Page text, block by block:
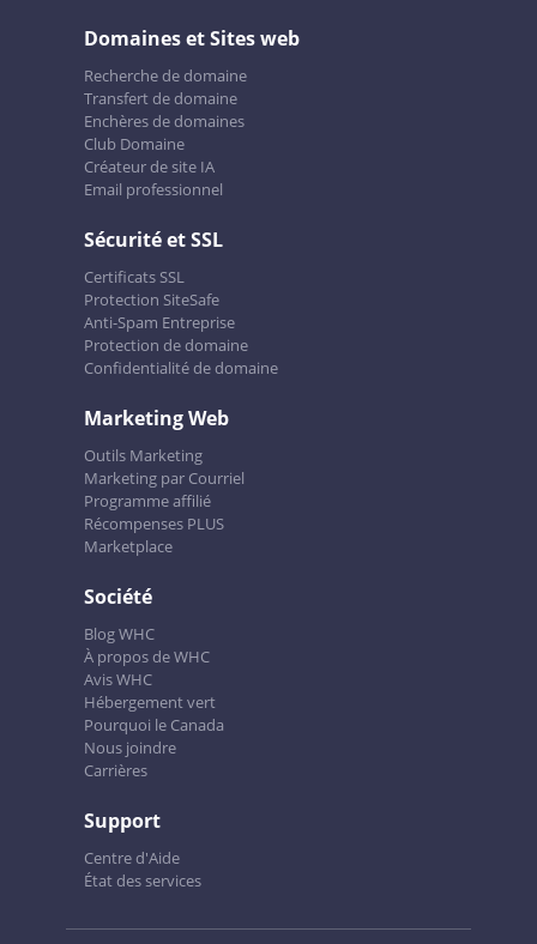
Domaines et Sites web
Recherche de domaine
Transfert de domaine
Enchères de domaines
Club Domaine
Créateur de site IA
Email professionnel
Sécurité et SSL
Certificats SSL
Protection SiteSafe
Anti-Spam Entreprise
Protection de domaine
Confidentialité de domaine
Marketing Web
Outils Marketing
Marketing par Courriel
Programme affilié
Récompenses PLUS
Marketplace
Société
Blog WHC
À propos de WHC
Avis WHC
Hébergement vert
Pourquoi le Canada
Nous joindre
Carrières
Support
Centre d'Aide
État des services